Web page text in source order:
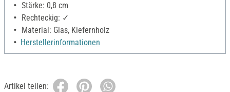
Stärke: 0,8 cm
Rechteckig: ✓
Material: Glas, Kiefernholz
Herstellerinformationen
Artikel teilen: